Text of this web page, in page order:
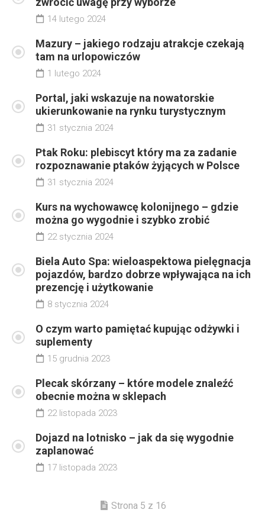
14 lutego 2024
Mazury – jakiego rodzaju atrakcje czekają
tam na urlopowiczów
1 lutego 2024
Portal, jaki wskazuje na nowatorskie
ukierunkowanie na rynku turystycznym
31 stycznia 2024
Ptak Roku: plebiscyt który ma za zadanie
rozpoznawanie ptaków żyjących w Polsce
31 stycznia 2024
Kurs na wychowawcę kolonijnego – gdzie
można go wygodnie i szybko zrobić
22 stycznia 2024
Biela Auto Spa: wieloaspektowa pielęgnacja
pojazdów, bardzo dobrze wpływająca na ich
prezencję i użytkowanie
8 stycznia 2024
O czym warto pamiętać kupując odżywki i
suplementy
15 grudnia 2023
Plecak skórzany – które modele znaleźć
obecnie można w sklepach
22 listopada 2023
Dojazd na lotnisko – jak da się wygodnie
zaplanować
17 listopada 2023
Strona 5 z 16